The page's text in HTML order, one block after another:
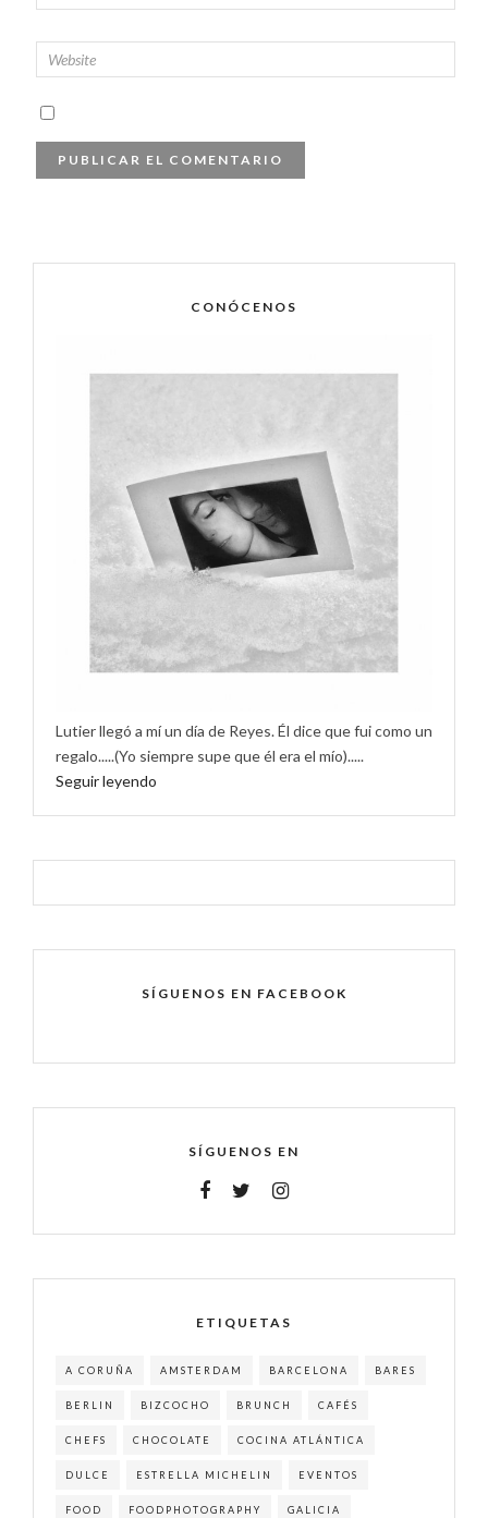
CONÓCENOS
Lutier llegó a mí un día de Reyes. Él dice que fui como un
regalo.....(Yo siempre supe que él era el mío).....
Seguir leyendo
SÍGUENOS EN FACEBOOK
SÍGUENOS EN
ETIQUETAS
A CORUÑA AMSTERDAM BARCELONA BARES
BERLIN BIZCOCHO BRUNCH CAFÉS
CHEFS CHOCOLATE COCINA ATLÁNTICA
DULCE ESTRELLA MICHELIN EVENTOS
FOOD FOODPHOTOGRAPHY GALICIA